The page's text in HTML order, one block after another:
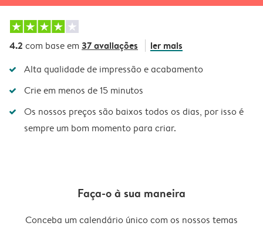
4.2 com base em 37 avaliações ler mais
Alta qualidade de impressão e acabamento
Crie em menos de 15 minutos
Os nossos preços são baixos todos os dias, por isso é
sempre um bom momento para criar.
Faça-o à sua maneira
Conceba um calendário único com os nossos temas